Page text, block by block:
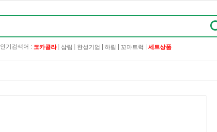
인기검색어 : 코카콜라| 삼립 한성기업 하림 꼬마트럭 세트상품